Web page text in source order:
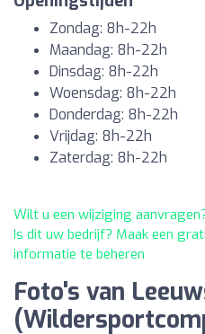
Zondag: 8h-22h
Maandag: 8h-22h
Dinsdag: 8h-22h
Woensdag: 8h-22h
Donderdag: 8h-22h
Vrijdag: 8h-22h
Zaterdag: 8h-22h
Wilt u een wijziging
Is dit uw bedrijf? Maak een
informatie te beheren
Foto's van